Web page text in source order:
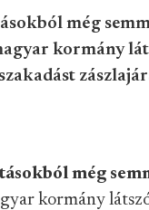
még
kormány
még
kormány